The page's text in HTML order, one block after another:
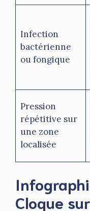
Infection
bactérienne
ou fongique
Pression
répétitive sur
une zone
localisée
Cloque